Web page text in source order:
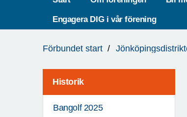
Engagera DIG i vår förening
är
Förbundet start
Historik
Bangolf 2025